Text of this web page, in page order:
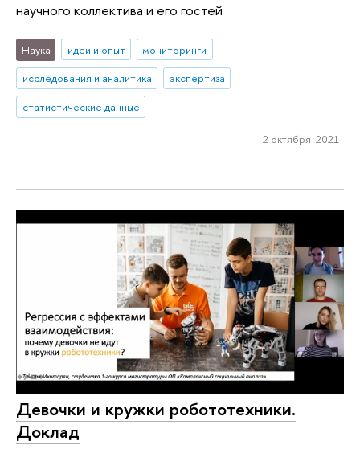
научного коллектива и его гостей
Наука идеи и опыт
мониторинги
исследования и аналитика
экспертиза
статистические данные
2 октября 2021
Девочки и кружки робототехники.
Доклад